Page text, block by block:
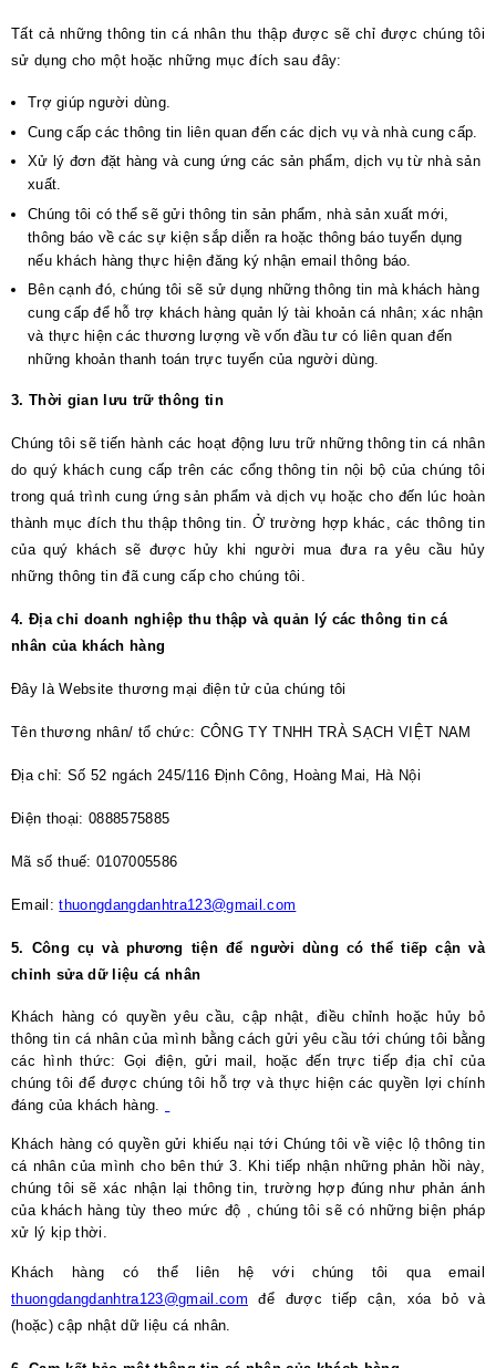
Tất cả những thông tin cá nhân thu thập được sẽ chỉ được chúng tôi
sử dụng cho một hoặc những mục đích sau đây:
Trợ giúp người dùng.
Cung cấp các thông tin liên quan đến các dịch vụ và nhà cung cấp.
Xử lý đơn đặt hàng và cung ứng các sản phẩm, dịch vụ từ nhà sản
xuất.
Chúng tôi có thể sẽ gửi thông tin sản phẩm, nhà sản xuất mới,
thông báo về các sự kiện sắp diễn ra hoặc thông báo tuyển dụng
nếu khách hàng thực hiện đăng ký nhận email thông báo.
Bên cạnh đó, chúng tôi sẽ sử dụng những thông tin mà khách hàng
cung cấp để hỗ trợ khách hàng quản lý tài khoản cá nhân; xác nhận
và thực hiện các thương lượng về vốn đầu tư có liên quan đến
những khoản thanh toán trực tuyến của người dùng.
3. Thời gian lưu trữ thông tin
Chúng tôi sẽ tiến hành các hoạt động lưu trữ những thông tin cá nhân
do quý khách cung cấp trên các cổng thông tin nội bộ của chúng tôi
trong quá trình cung ứng sản phẩm và dịch vụ hoặc cho đến lúc hoàn
thành mục đích thu thập thông tin. Ở trường hợp khác, các thông tin
của quý khách sẽ được hủy khi người mua đưa ra yêu cầu hủy
những thông tin đã cung cấp cho chúng tôi.
4. Địa chỉ doanh nghiệp thu thập và quản lý các thông tin cá
nhân của khách hàng
Đây là Website thương mại điện tử của chúng tôi
Tên thương nhân/ tổ chức: CÔNG TY TNHH TRÀ SẠCH VIỆT NAM
Địa chỉ: Số 52 ngách 245/116 Định Công, Hoàng Mai, Hà Nội
Điện thoại: 0888575885
Mã số thuế: 0107005586
Email:thuongdangdanhtra123@gmail.com
5. Công cụ và phương tiện để người dùng có thể tiếp cận và
chỉnh sửa dữ liệu cá nhân
Khách hàng có quyền yêu cầu, cập nhật, điều chỉnh hoặc hủy bỏ
thông tin cá nhân của mình bằng cách gửi yêu cầu tới chúng tôi bằng
các hình thức: Gọi điện, gửi mail, hoặc đến trực tiếp địa chỉ của
chúng tôi để được chúng tôi hỗ trợ và thực hiện các quyền lợi chính
đáng của khách hàng.
Khách hàng có quyền gửi khiếu nại tới Chúng tôi về việc lộ thông tin
cá nhân của mình cho bên thứ 3. Khi tiếp nhận những phản hồi này,
chúng tôi sẽ xác nhận lại thông tin, trường hợp đúng như phản ánh
của khách hàng tùy theo mức độ , chúng tôi sẽ có những biện pháp
xử lý kịp thời.
Khách hàng có thể liên hệ với chúng tôi qua email
thuongdangdanhtra123@gmail.com để được tiếp cận, xóa bỏ và
(hoặc) cập nhật dữ liệu cá nhân.